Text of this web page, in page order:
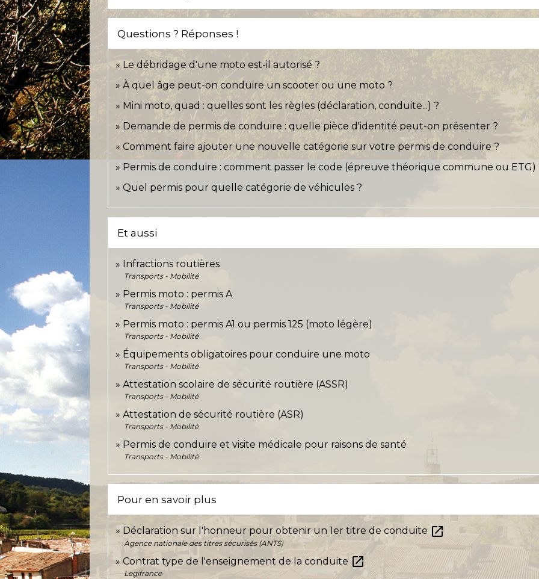
Questions ? Réponses !
Le débridage d'une moto est-il autorisé ?
À quel âge peut-on conduire un scooter ou une moto ?
Mini moto, quad : quelles sont les règles (déclaration, conduite...) ?
Demande de permis de conduire : quelle pièce d'identité peut-on présenter ?
Comment faire ajouter une nouvelle catégorie sur votre permis de conduire ?
Permis de conduire : comment passer le code (épreuve théorique commune ou ETG)
Quel permis pour quelle catégorie de véhicules ?
Et aussi
Infractions routières
Transports - Mobilité
Permis moto : permis A
Transports - Mobilité
Permis moto : permis A1 ou permis 125 (moto légère)
Transports - Mobilité
Équipements obligatoires pour conduire une moto
Transports - Mobilité
Attestation scolaire de sécurité routière (ASSR)
Transports - Mobilité
Attestation de sécurité routière (ASR)
Transports - Mobilité
Permis de conduire et visite médicale pour raisons de santé
Transports - Mobilité
Pour en savoir plus
Déclaration sur l'honneur pour obtenir un 1er titre de conduite open_in_new
Agence nationale des titres sécurisés (ANTS)
Contrat type de l'enseignement de la conduite open_in_new
Legifrance